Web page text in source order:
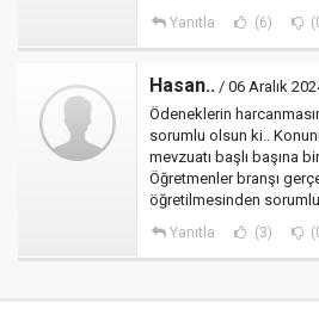
Yanıtla (6)
Hasan.. / 06 Aralık
Ödeneklerin
sorumlu olsun ki..
mevzuatı başlı başına
Öğretmenler branşı
öğretilmesinden
Yanıtla (3)